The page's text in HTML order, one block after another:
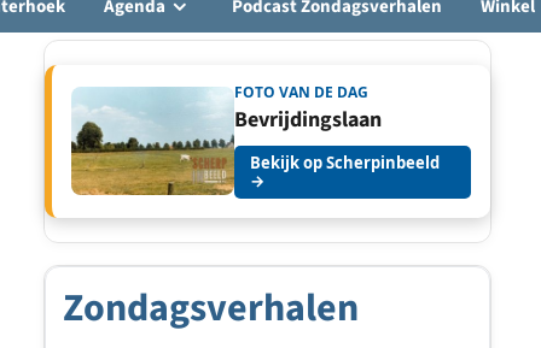
Agenda Podcast Zondagsverhalen Winkel
FOTO VAN DE DAG
Bevrijdingslaan
Bekijk op Scherpinbeeld
→
Zondagsverhalen